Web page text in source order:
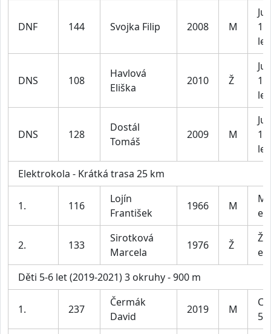
DNF 144 Svojka Filip 2008 M
15
let
DNS 108
Havlová
Eliška
2010 Ž
15
let
DNS 128
Dostál
Tomáš
2009 M
15
let
Elektrokola - Krátká trasa 25 km
1. 116
Lojín
František
1966 M
2. 133
Sirotková
Marcela
1976 Ž
Děti 5-6 let (2019-2021) 3 okruhy - 900 m
1. 237
Čermák
David
2019 M
5-